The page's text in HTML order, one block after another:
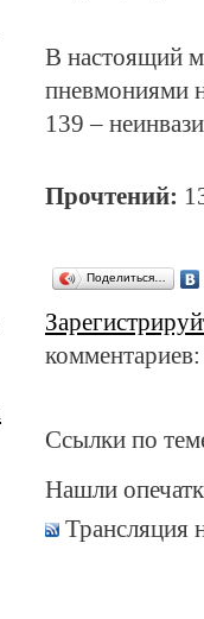
В настоящий
пневмониями
139 –
Прочтений:
Поделиться…
Ссылки по
Нашли
Трансляция